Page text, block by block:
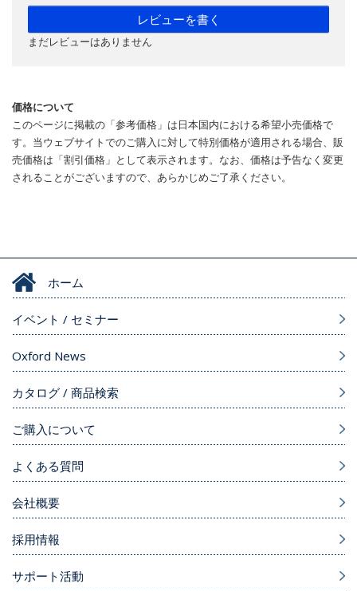
レビューを書く
まだレビューはありません
価格について
このページに掲載の「参考価格」は日本国内における希望小売価格で
す。当ウェブサイトでのご購入に対して特別価格が適用される場合、販
売価格は「割引価格」として表示されます。なお、価格は予告なく変更
されることがございますので、あらかじめご了承ください。
ホーム
イベント / セミナー
Oxford News
カタログ / 商品検索
ご購入について
よくある質問
会社概要
採用情報
サポート活動